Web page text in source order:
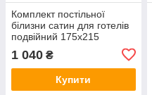
Комплект постільної
білизни сатин для готелів
подвійний 175х215
1 040 ₴
Купити